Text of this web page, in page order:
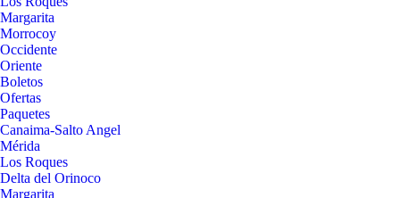
Margarita
Morrocoy
Occidente
Oriente
Boletos
Ofertas
Paquetes
Canaima-Salto Angel
Mérida
Los Roques
Delta del Orinoco
Margarita